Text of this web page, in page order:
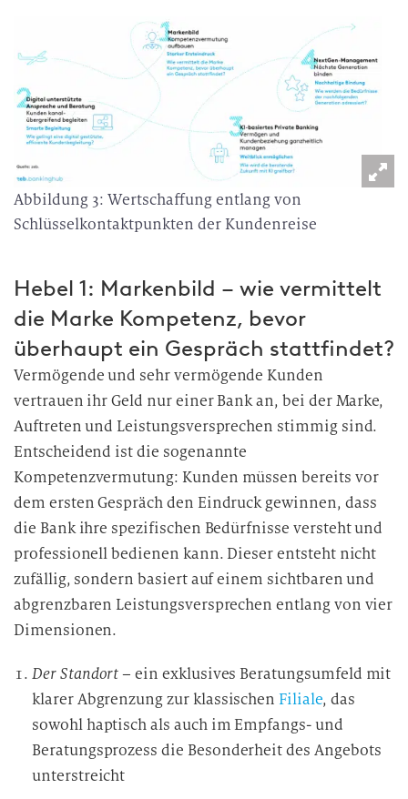
Abbildung 3: Wertschaffung entlang von
Schlüsselkontaktpunkten der Kundenreise
Hebel 1: Markenbild – wie vermittelt
die Marke Kompetenz, bevor
überhaupt ein Gespräch stattfindet?
Vermögende und sehr vermögende Kunden
vertrauen ihr Geld nur einer Bank an, bei der Marke,
Auftreten und Leistungsversprechen stimmig sind.
Entscheidend ist die sogenannte
Kompetenzvermutung: Kunden müssen bereits vor
dem ersten Gespräch den Eindruck gewinnen, dass
die Bank ihre spezifischen Bedürfnisse versteht und
professionell bedienen kann. Dieser entsteht nicht
zufällig, sondern basiert auf einem sichtbaren und
abgrenzbaren Leistungsversprechen entlang von vier
Dimensionen.
Der Standort– ein exklusives Beratungsumfeld mit
klarer Abgrenzung zur klassischenFiliale, das
sowohl haptisch als auch im Empfangs- und
Beratungsprozess die Besonderheit des Angebots
unterstreicht